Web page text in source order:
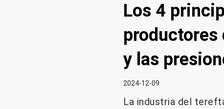
Los 4
productores
y las
2024-12-09
La industria del